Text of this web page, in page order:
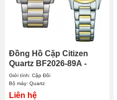
Đồng Hồ Cặp Citizen
Quartz BF2026-89A -
EQ0614-52B
Giới tính: Cặp Đôi
Bộ máy: Quartz
Liên hệ